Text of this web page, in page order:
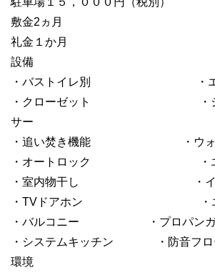
敷金2ヵ月
礼金１か月
設備
・バストイレ別 ・エ
・クローゼット ・シャ
サー
・追い焚き機能 ・ウォシ
・オートロック ・エレ
・室内物干し ・インタ
・TVドアホン ・エ
・バルコニー ・プロパンガ
・システムキッチン ・防音フロ
環境